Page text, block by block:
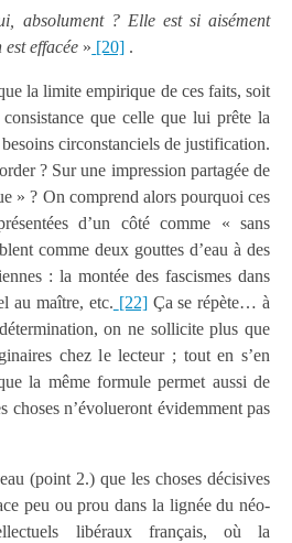
absolument ? Elle est si aisément
effacée » [20] .
la limite empirique de ces faits, soit
que celle que lui prête la
circonstanciels de justification.
? Sur une impression partagée de
» ? On comprend alors pourquoi ces
d’un côté comme « sans
comme deux gouttes d’eau à des
: la montée des fascismes dans
au maître, etc. [22] Ça se répète… à
on ne sollicite plus que
chez le lecteur ; tout en s’en
la même formule permet aussi de
choses n’évolueront évidemment pas
(point 2.) que les choses décisives
peu ou prou dans la lignée du néo-
libéraux français, où la